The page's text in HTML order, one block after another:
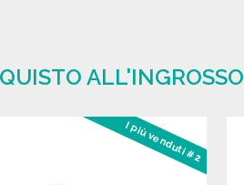
ALL'INGROSSO
I più venduti #2